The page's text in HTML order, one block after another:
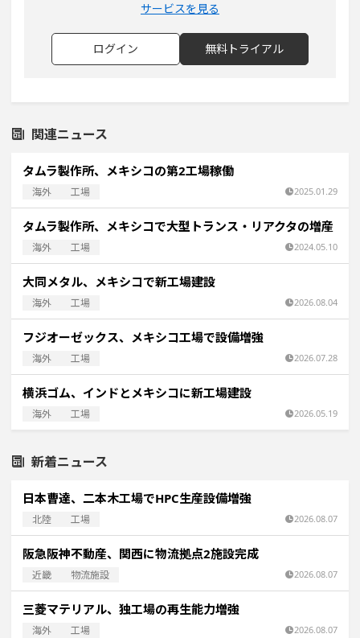
サービスを見る
ログイン 無料トライアル
関連ニュース
タムラ製作所、メキシコの第2工場稼働
海外 工場 2025.01.29
タムラ製作所、メキシコで大型トランス・リアクタの増産
海外 工場 2024.05.10
大同メタル、メキシコで新工場建設
海外 工場 2026.08.04
フジオーゼックス、メキシコ工場で設備増強
海外 工場 2026.07.28
横浜ゴム、インドとメキシコに新工場建設
海外 工場 2026.05.19
新着ニュース
日本曹達、二本木工場でHPC生産設備増強
北陸 工場 2026.08.07
阪急阪神不動産、関西に物流拠点2施設完成
近畿 物流施設 2026.08.07
三菱マテリアル、独工場の再生能力増強
海外 工場 2026.08.07